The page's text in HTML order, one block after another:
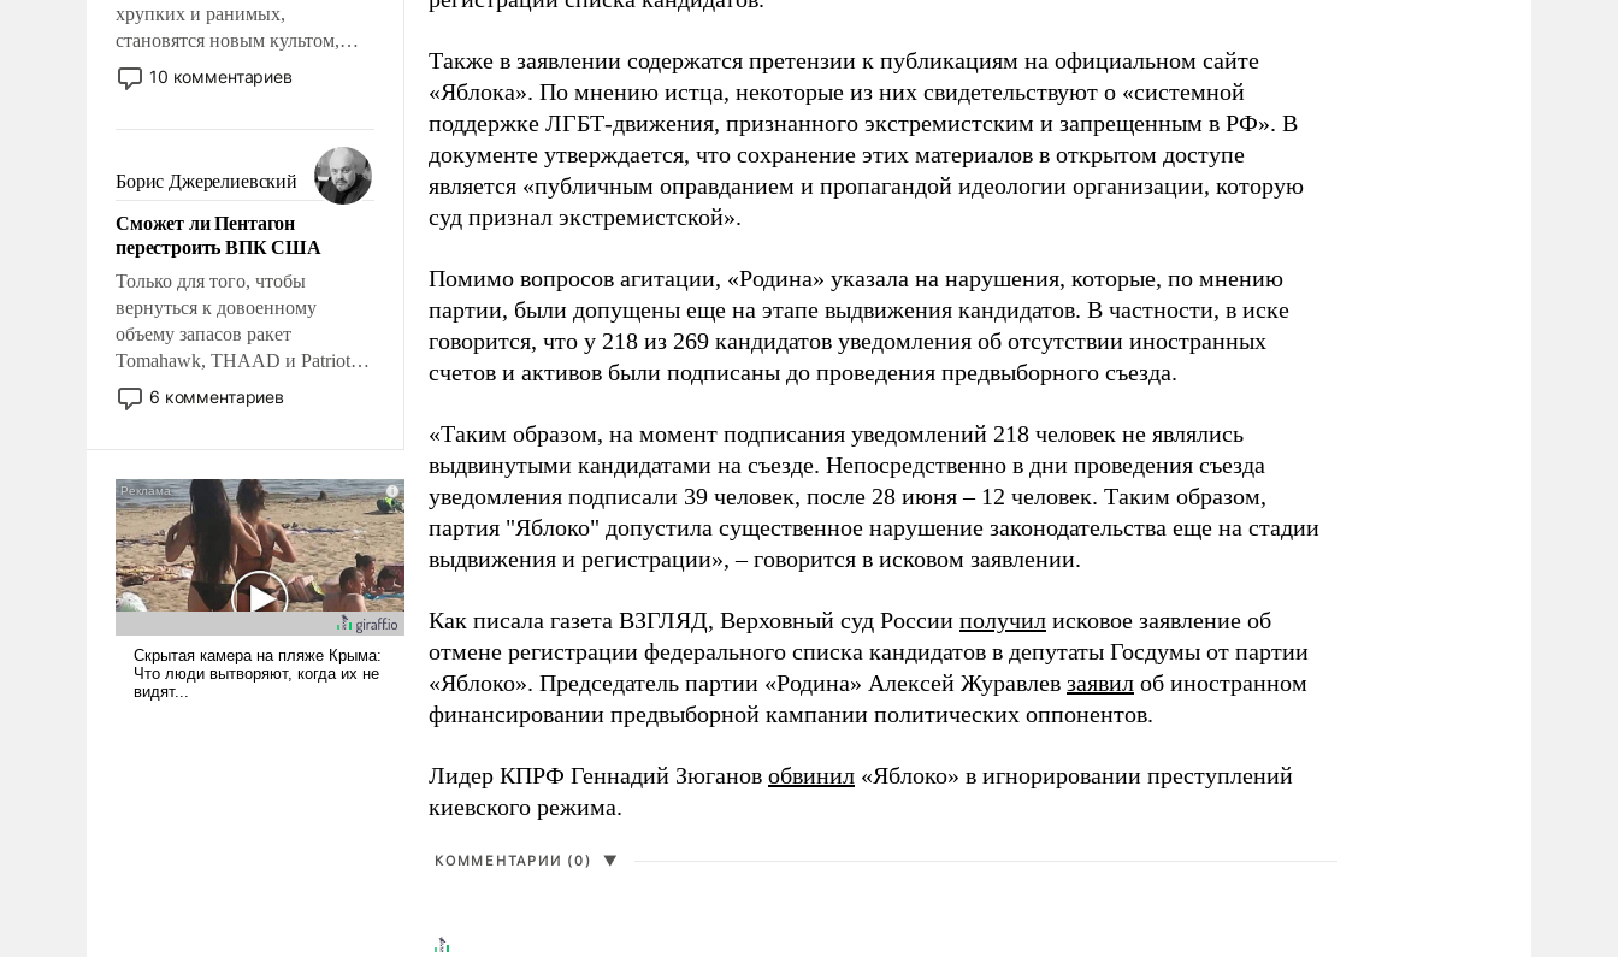
хрупких и ранимых,
становятся новым культом,
постепенно вытесняя и
отменяя традиционное
мужественным и твердым под
ударами судьбы, брать на себя
ответственность, помогать
слабым, идти вперед и
адаптироваться.
10 комментариев
Борис Джерелиевский
Сможет ли Пентагон
перестроить ВПК США
Только для того, чтобы
вернуться к довоенному
объему запасов ракет
Tomahawk, THAAD и Patriot
США потребуется более трех
лет. Даже небольшая война с
Сложившаяся ситуация
означает многолетний период
уязвимости США, например,
перед Китаем.
6 комментариев
Также в заявлении содержатся претензии к публикациям на официальном сайте
«Яблока». По мнению истца, некоторые из них свидетельствуют о «системной
поддержке ЛГБТ-движения, признанного экстремистским и запрещенным в РФ». В
документе утверждается, что сохранение этих материалов в открытом доступе
является «публичным оправданием и пропагандой идеологии организации, которую
суд признал экстремистской».
Помимо вопросов агитации, «Родина» указала на нарушения, которые, по мнению
партии, были допущены еще на этапе выдвижения кандидатов. В частности, в иске
говорится, что у 218 из 269 кандидатов уведомления об отсутствии иностранных
счетов и активов были подписаны до проведения предвыборного съезда.
«Таким образом, на момент подписания уведомлений 218 человек не являлись
выдвинутыми кандидатами на съезде. Непосредственно в дни проведения съезда
уведомления подписали 39 человек, после 28 июня – 12 человек. Таким образом,
партия "Яблоко" допустила существенное нарушение законодательства еще на стадии
выдвижения и регистрации», – говорится в исковом заявлении.
Как писала газета ВЗГЛЯД, Верховный суд России получил исковое заявление об
отмене регистрации федерального списка кандидатов в депутаты Госдумы от партии
«Яблоко». Председатель партии «Родина» Алексей Журавлев заявил об иностранном
финансировании предвыборной кампании политических оппонентов.
Лидер КПРФ Геннадий Зюганов обвинил «Яблоко» в игнорировании преступлений
киевского режима.
КОММЕНТАРИИ (0) ▼